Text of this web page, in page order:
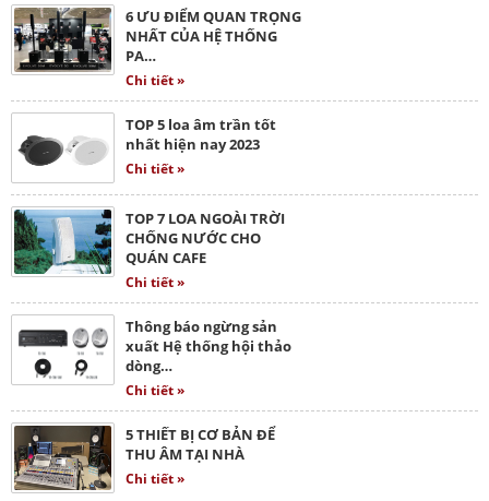
6 ƯU ĐIỂM QUAN TRỌNG
NHẤT CỦA HỆ THỐNG
PA…
Chi tiết »
TOP 5 loa âm trần tốt
nhất hiện nay 2023
Chi tiết »
TOP 7 LOA NGOÀI TRỜI
CHỐNG NƯỚC CHO
QUÁN CAFE
Chi tiết »
Thông báo ngừng sản
xuất Hệ thống hội thảo
dòng…
Chi tiết »
5 THIẾT BỊ CƠ BẢN ĐỂ
THU ÂM TẠI NHÀ
Chi tiết »